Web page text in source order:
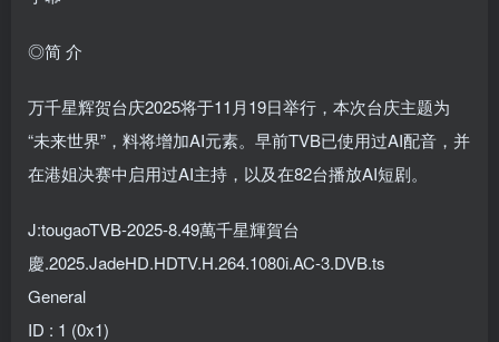
◎简 介
万千星辉贺台庆2025将于11月19日举行，本次台庆主题为
“未来世界”，料将增加AI元素。早前TVB已使用过AI配音，并
在港姐决赛中启用过AI主持，以及在82台播放AI短剧。
J:tougaoTVB-2025-8.49萬千星輝賀台
慶.2025.JadeHD.HDTV.H.264.1080i.AC-3.DVB.ts
General
ID : 1 (0x1)